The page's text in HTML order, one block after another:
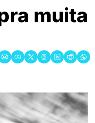
muita